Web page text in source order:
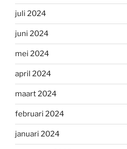
juli 2024
juni 2024
mei 2024
april 2024
maart 2024
februari 2024
januari 2024